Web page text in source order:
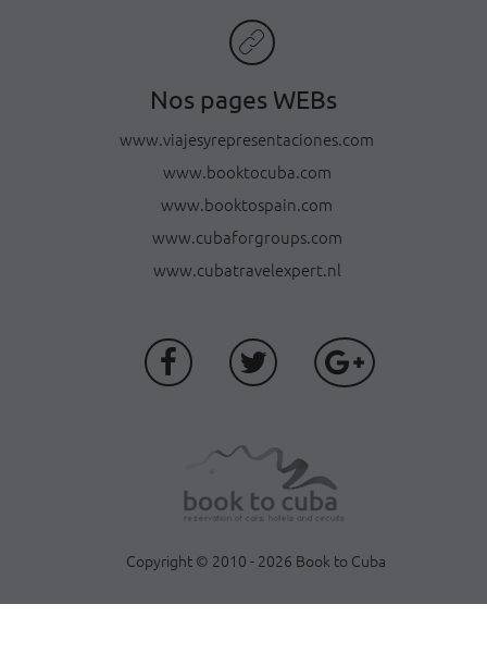
Nos pages WEBs
www.viajesyrepresentaciones.com
www.booktocuba.com
www.booktospain.com
www.cubaforgroups.com
www.cubatravelexpert.nl
Copyright © 2010 - 2026 Book to Cuba